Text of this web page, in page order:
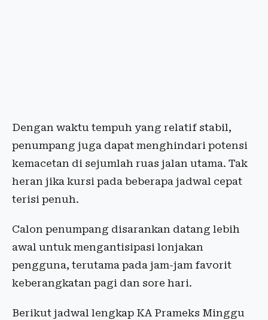
Dengan waktu tempuh yang relatif stabil,
penumpang juga dapat menghindari potensi
kemacetan di sejumlah ruas jalan utama. Tak
heran jika kursi pada beberapa jadwal cepat
terisi penuh.
Calon penumpang disarankan datang lebih
awal untuk mengantisipasi lonjakan
pengguna, terutama pada jam-jam favorit
keberangkatan pagi dan sore hari.
Berikut jadwal lengkap KA Prameks Minggu